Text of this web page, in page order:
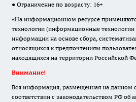
● Ограничение по возрасту: 16+
«На информационном ресурсе
технологии (информационные технологии
информации на основе сбора,
относящихся к предпочтениям
находящихся на территории Российской
Внимание!
Вся информация, размещенная на данном
соответствии с законодательством РФ об